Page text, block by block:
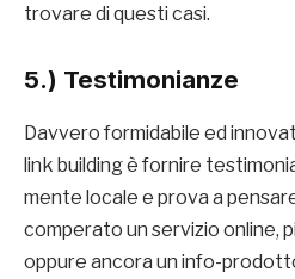
trovare di questi casi.
5.) Testimonianze
Davvero formidabile ed
link building è fornire
mente locale e prova a
comperato un servizio online,
oppure ancora un info-